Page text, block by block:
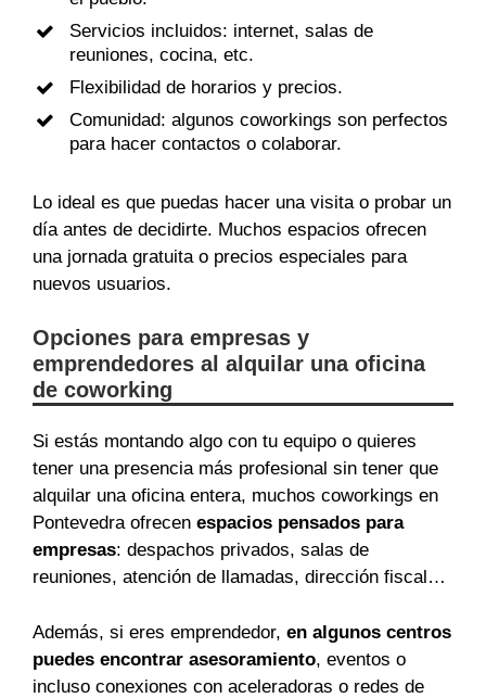
Servicios incluidos: internet, salas de
reuniones, cocina, etc.
Flexibilidad de horarios y precios.
Comunidad: algunos coworkings son perfectos
para hacer contactos o colaborar.
Lo ideal es que puedas hacer una visita o probar un
día antes de decidirte. Muchos espacios ofrecen
una jornada gratuita o precios especiales para
nuevos usuarios.
Opciones para empresas y
emprendedores al alquilar una oficina
de coworking
Si estás montando algo con tu equipo o quieres
tener una presencia más profesional sin tener que
alquilar una oficina entera, muchos coworkings en
Pontevedra ofrecen espacios pensados para
empresas: despachos privados, salas de
reuniones, atención de llamadas, dirección fiscal…
Además, si eres emprendedor, en algunos centros
puedes encontrar asesoramiento, eventos o
incluso conexiones con aceleradoras o redes de